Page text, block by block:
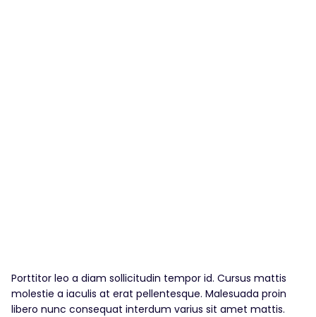
Porttitor leo a diam sollicitudin tempor id. Cursus mattis
molestie a iaculis at erat pellentesque. Malesuada proin
libero nunc consequat interdum varius sit amet mattis.